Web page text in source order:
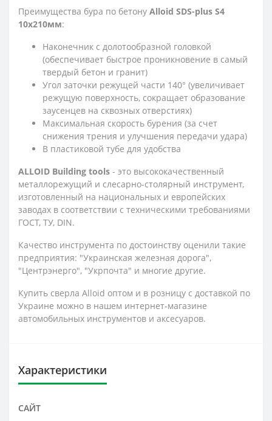
Преимущества бура по бетону Alloid SDS-plus S4
10x210мм:
Наконечник с долотообразной головкой
(обеспечивает быстрое проникновение в самый
твердый бетон и гранит)
Угол заточки режущей части 140° (увеличивает
режущую поверхность, сокращает образование
заусенцев на сквозных отверстиях)
Максимальная скорость бурения (за счет
снижения трения и улучшения передачи удара)
В пластиковой тубе для удобства
ALLOID Building tools - это высококачественный
металлорежущий и слесарно-столярный инструмент,
изготовленный на национальных и европейских
заводах в соответствии с техническими требованиями
ГОСТ, ТУ, DIN.
Качество инструмента по достоинству оценили такие
предприятия: "Украинская железная дорога",
"Центрэнерго", "Укрпочта" и многие другие.
Купить сверла Alloid оптом и в розницу с доставкой по
Украине можно в нашем интернет-магазине
автомобильных инструментов и аксесуаров.
Характеристики
САЙТ